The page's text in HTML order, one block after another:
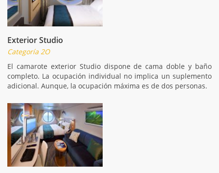
Exterior Studio
Categoría 2O
El camarote exterior Studio dispone de cama doble y baño
completo. La ocupación individual no implica un suplemento
adicional. Aunque, la ocupación máxima es de dos personas.